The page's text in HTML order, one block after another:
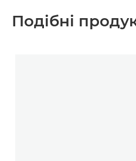
Подібні